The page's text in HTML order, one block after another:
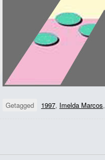
Getagged 1997, Imelda Marcos,